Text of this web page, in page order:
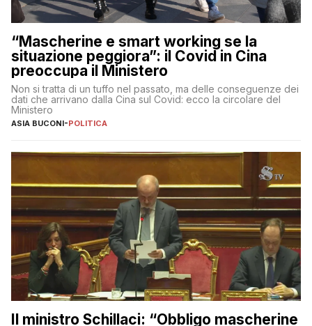
“Mascherine e smart working se la
situazione peggiora”: il Covid in Cina
preoccupa il Ministero
Non si tratta di un tuffo nel passato, ma delle conseguenze dei
dati che arrivano dalla Cina sul Covid: ecco la circolare del
Ministero
ASIA BUCONI-POLITICA
Il ministro Schillaci: “Obbligo mascherine